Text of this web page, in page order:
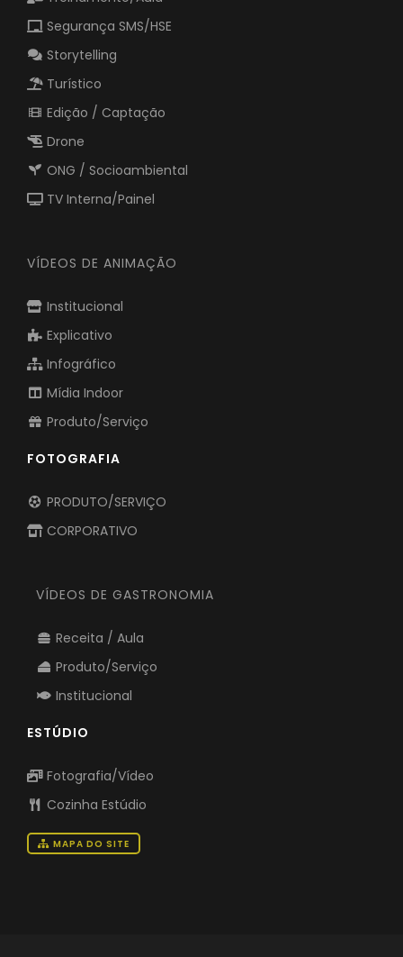
Segurança SMS/HSE
Storytelling
Turístico
Edição / Captação
Drone
ONG / Socioambiental
TV Interna/Painel
VÍDEOS DE ANIMAÇÃO
Institucional
Explicativo
Infográfico
Mídia Indoor
Produto/Serviço
FOTOGRAFIA
PRODUTO/SERVIÇO
CORPORATIVO
VÍDEOS DE GASTRONOMIA
Receita / Aula
Produto/Serviço
Institucional
ESTÚDIO
Fotografia/Vídeo
Cozinha Estúdio
MAPA DO SITE